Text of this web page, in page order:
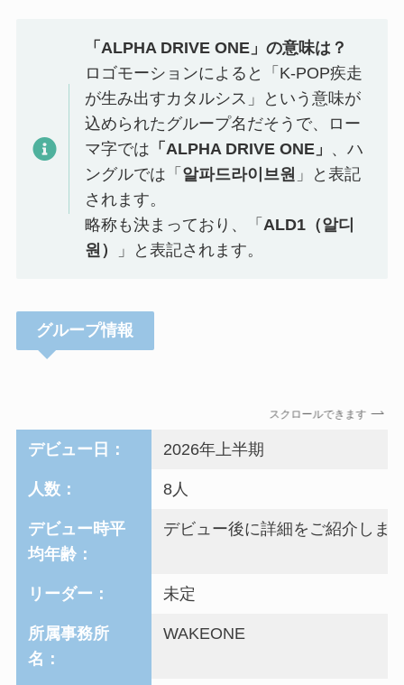
「ALPHA DRIVE ONE」の意味は？
ロゴモーションによると「K-POP疾走
が生み出すカタルシス」という意味が
込められたグループ名だそうで、ロー
マ字では 「ALPHA DRIVE ONE」 、ハ
ングルでは「 알파드라이브원 」と表記
されます。
略称も決まっており、「ALD1（알디
원 ） 」と表記されます。
グループ情報
スクロールできます
デビュー日： 2026年上半期
人数： 8人
デビュー時平
均年齢：
デビュー後に詳細をご紹介しま
リーダー： 未定
所属事務所
名：
WAKEONE